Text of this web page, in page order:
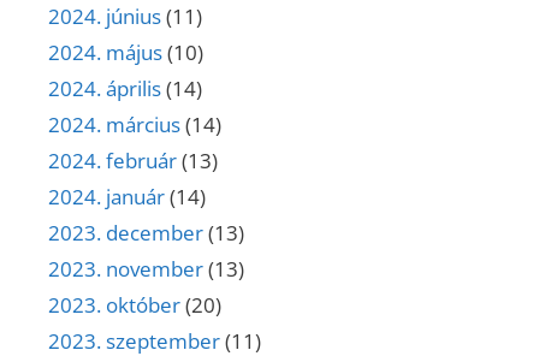
2024. június(11)
2024. május(10)
2024. április(14)
2024. március(14)
2024. február(13)
2024. január(14)
2023. december(13)
2023. november(13)
2023. október(20)
2023. szeptember(11)